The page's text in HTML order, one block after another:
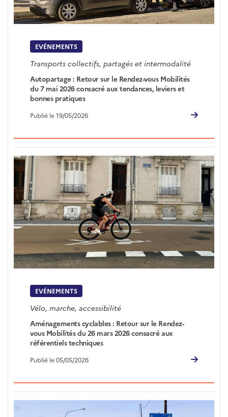
EVÉNEMENTS
Transports collectifs, partagés et intermodalité
Autopartage : Retour sur le Rendez-vous Mobilités
du 7 mai 2026 consacré aux tendances, leviers et
bonnes pratiques
Publié le 19/05/2026
EVÉNEMENTS
Vélo, marche, accessibilité
Aménagements cyclables : Retour sur le Rendez-
vous Mobilités du 26 mars 2026 consacré aux
référentiels techniques
Publié le 05/05/2026